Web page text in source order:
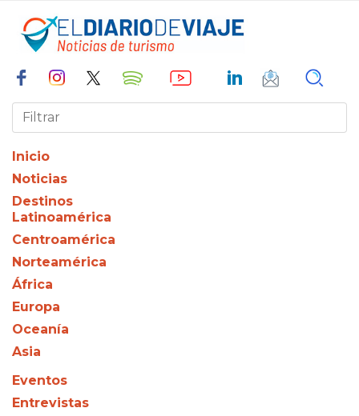
Inicio
Noticias
Destinos
Latinoamérica
Centroamérica
Norteamérica
África
Europa
Oceanía
Asia
Eventos
Entrevistas